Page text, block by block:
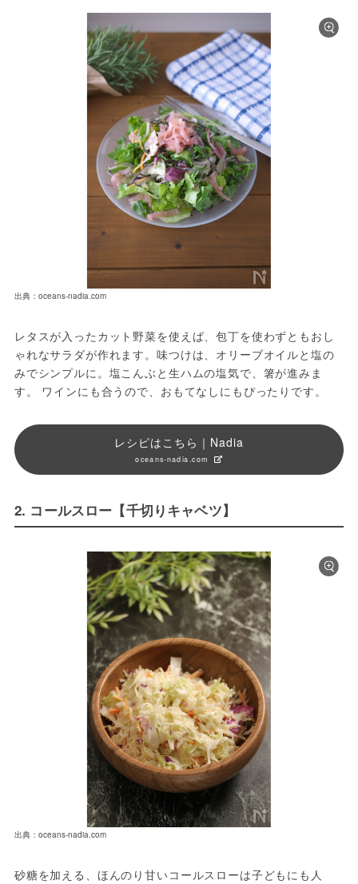
出典：oceans-nadia.com
レタスが入ったカット野菜を使えば、包丁を使わずともおし
ゃれなサラダが作れます。味つけは、オリーブオイルと塩の
みでシンプルに。塩こんぶと生ハムの塩気で、箸が進みま
す。 ワインにも合うので、おもてなしにもぴったりです。
レシピはこちら｜Nadia
oceans-nadia.com
2. コールスロー【千切りキャベツ】
出典：oceans-nadia.com
砂糖を加える、ほんのり甘いコールスローは子どもにも人